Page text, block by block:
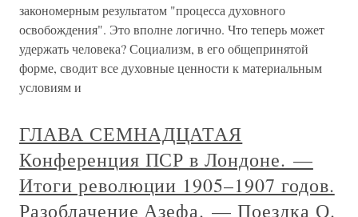
закономерным результатом "процесса духовного
освобождения". Это вполне логично. Что теперь может
удержать человека? Социализм, в его общепринятой
форме, сводит все духовные ценности к материальным
условиям и
ГЛАВА СЕМНАДЦАТАЯ
Конференция ПСР в Лондоне. —
Итоги революции 1905–1907 годов.
Разоблачение Азефа. — Поездка О.